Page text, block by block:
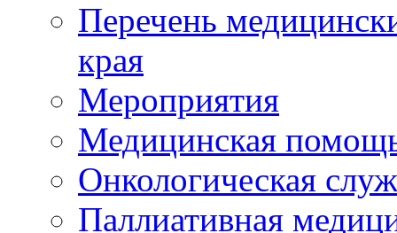
Перечень
края
Мероприятия
Медицинская
Онкологическая
Паллиативная